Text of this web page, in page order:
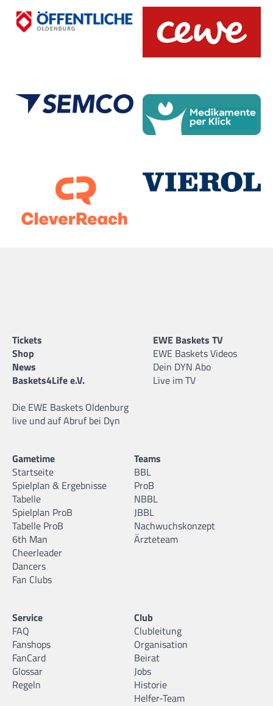
Tickets
Shop
News
Baskets4Life e.V.
Die EWE Baskets Oldenburg
live und auf Abruf bei Dyn
EWE Baskets TV
EWE Baskets Videos
Dein DYN Abo
Live im TV
Gametime
Startseite
Spielplan & Ergebnisse
Tabelle
Spielplan ProB
Tabelle ProB
6th Man
Cheerleader
Dancers
Fan Clubs
Teams
BBL
ProB
NBBL
JBBL
Nachwuchskonzept
Ärzteteam
Service
FAQ
Fanshops
FanCard
Glossar
Regeln
Club
Clubleitung
Organisation
Beirat
Jobs
Historie
Helfer-Team